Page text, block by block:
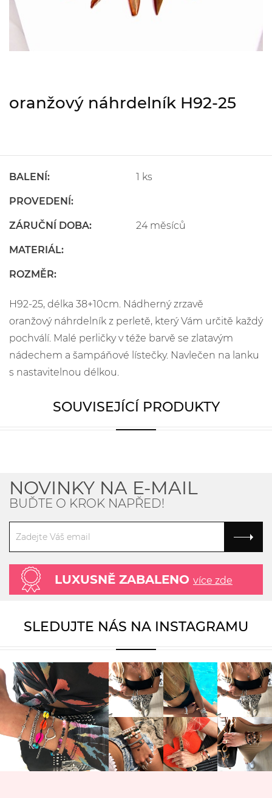
oranžový náhrdelník H92-25
BALENÍ: 1 ks
PROVEDENÍ:
ZÁRUČNÍ DOBA: 24 měsíců
MATERIÁL:
ROZMĚR:
H92-25, délka 38+10cm. Nádherný zrzavě
oranžový náhrdelník z perletě, který Vám určitě každý
pochválí. Malé perličky v téže barvě se zlatavým
nádechem a šampáňové lístečky. Navlečen na lanku
s nastavitelnou délkou.
SOUVISEJÍCÍ PRODUKTY
NOVINKY NA E-MAIL
BUĎTE O KROK NAPŘED!
LUXUSNĚ ZABALENO více zde
SLEDUJTE NÁS NA INSTAGRAMU